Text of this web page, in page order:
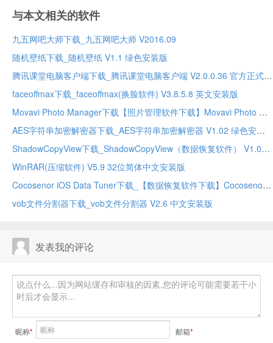
与本文相关的软件
九五网吧大师下载_九五网吧大师 V2016.09
随机壁纸下载_随机壁纸 V1.1 绿色安装版
腾讯课堂电脑客户端下载_腾讯课堂电脑客户端 V2.0.0.36 官方正式最新版
faceoffmax下载_faceoffmax(换脸软件) V3.8.5.8 英文安装版
Movavi Photo Manager下载【照片管理软件下载】Movavi Photo Manager V2.0 英文安装版
AES字符串加密解密器下载_AES字符串加密解密器 V1.02 绿色安装免费版
ShadowCopyView下载_ShadowCopyView（数据恢复软件） V1.05 绿色英文版
WinRAR(压缩软件) V5.9 32位简体中文安装版
Cocosenor iOS Data Tuner下载_【数据恢复软件下载】Cocosenor iOS Data Tuner V3.1.0 英文安装版
vob文件分割器下载_vob文件分割器 V2.6 中文安装版
发表我的评论
昵称* 邮箱*